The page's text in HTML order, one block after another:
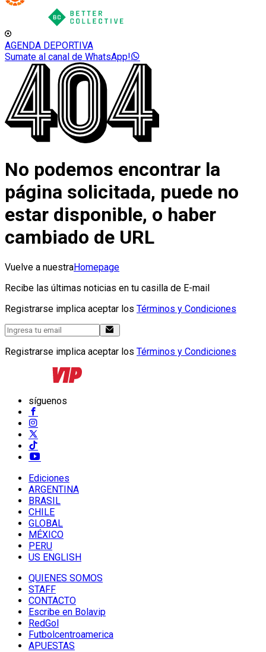
AGENDA DEPORTIVA
Sumate al canal de WhatsApp!
No podemos encontrar la
página solicitada, puede no
estar disponible, o haber
cambiado de URL
Vuelve a nuestraHomepage
Recibe las últimas noticias en tu casilla de E-mail
Registrarse implica aceptar los Términos y Condiciones
Registrarse implica aceptar los Términos y Condiciones
síguenos
Ediciones
ARGENTINA
BRASIL
CHILE
GLOBAL
MÉXICO
PERU
US ENGLISH
QUIENES SOMOS
STAFF
CONTACTO
Escribe en Bolavip
RedGol
Futbolcentroamerica
APUESTAS